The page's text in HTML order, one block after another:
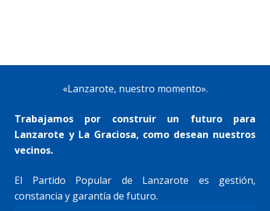
«Lanzarote, nuestro momento».
Trabajamos por construir un futuro para
Lanzarote y La Graciosa, como desean nuestros
vecinos.
El Partido Popular de Lanzarote es gestión,
constancia y garantía de futuro.